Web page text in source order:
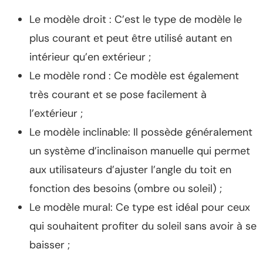
Le modèle droit : C’est le type de modèle le
plus courant et peut être utilisé autant en
intérieur qu’en extérieur ;
Le modèle rond : Ce modèle est également
très courant et se pose facilement à
l’extérieur ;
Le modèle inclinable: Il possède généralement
un système d’inclinaison manuelle qui permet
aux utilisateurs d’ajuster l’angle du toit en
fonction des besoins (ombre ou soleil) ;
Le modèle mural: Ce type est idéal pour ceux
qui souhaitent profiter du soleil sans avoir à se
baisser ;